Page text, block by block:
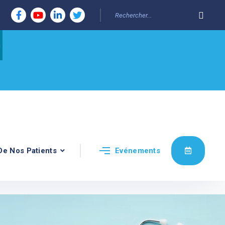
Nos Patients Evénements